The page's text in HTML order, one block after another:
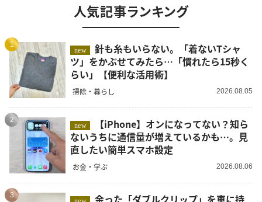
人気記事ランキング
1
new
針も糸もいらない。「着ないTシャ
ツ」をかぶせてみたら…「慣れたら15秒く
らい」【便利な活用術】
掃除・暮らし 2026.08.05
2
new
ないうちに通信量が増えているかも…。見
直したい簡単スマホ設定
お金・学ぶ 2026.08.06
3
余った「ダブルクリップ」を車に持